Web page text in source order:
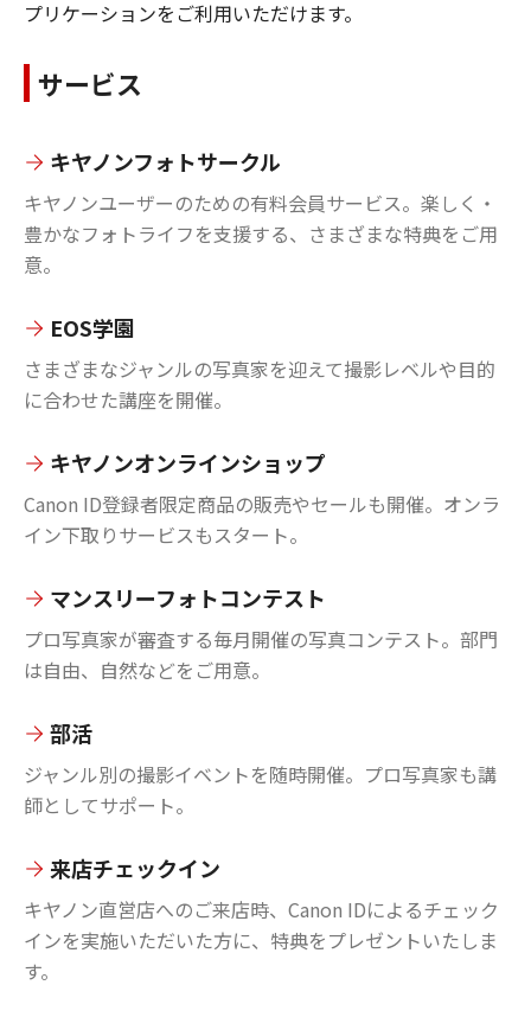
プリケーションをご利用いただけます。
サービス
キヤノンフォトサークル
キヤノンユーザーのための有料会員サービス。楽しく・
豊かなフォトライフを支援する、さまざまな特典をご用
意。
EOS学園
さまざまなジャンルの写真家を迎えて撮影レベルや目的
に合わせた講座を開催。
キヤノンオンラインショップ
Canon ID登録者限定商品の販売やセールも開催。オンラ
イン下取りサービスもスタート。
マンスリーフォトコンテスト
プロ写真家が審査する毎月開催の写真コンテスト。部門
は自由、自然などをご用意。
部活
ジャンル別の撮影イベントを随時開催。プロ写真家も講
師としてサポート。
来店チェックイン
キヤノン直営店へのご来店時、Canon IDによるチェック
インを実施いただいた方に、特典をプレゼントいたしま
す。